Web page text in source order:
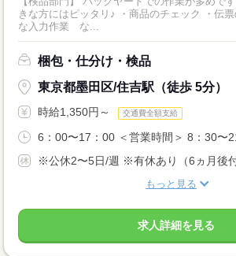
きな方にはピッタリ♪ ・商品のチェック ・伝票の処理 ・PCでの簡単
な入力作業 な...
梱包・仕分け・検品
東京都墨田区/住吉駅（徒歩 5分）
時給1,350円～ 交通費全額支給
6：00〜17：00 ＜営業時間＞ 8：30〜
※公休2〜5日/週 ※有休あり（6ヵ月後付
もっと見る
求人詳細を見る